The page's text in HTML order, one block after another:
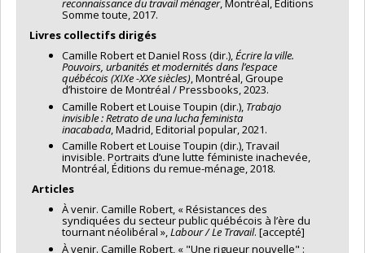
reconnaissance du travail ménager, Montréal, Éditions
Somme toute, 2017.
Livres collectifs dirigés
Camille Robert et Daniel Ross (dir.),Écrire la ville.
Pouvoirs, urbanités et modernités dans l’espace
québécois (XIXe -XXe siècles), Montréal, Groupe
d’histoire de Montréal / Pressbooks, 2023.
Camille Robert et Louise Toupin (dir.), Trabajo
invisible : Retrato de una lucha feminista
inacabada, Madrid, Editorial popular, 2021.​​​​
Camille Robert et Louise Toupin (dir.), Travail
invisible. Portraits d’une lutte féministe inachevée,
Montréal, Éditions du remue-ménage, 2018.
Articles
À venir. Camille Robert, « Résistances des
syndiquées du secteur public québécois à l’ère du
tournant néolibéral »,Labour / Le Travail. [accepté]
À venir. Camille Robert, « "Une rigueur nouvelle" :